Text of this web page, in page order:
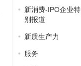
新消费-IPO企业特
别报道
新质生产力
服务